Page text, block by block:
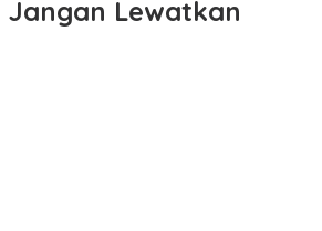
Jangan Lewatkan